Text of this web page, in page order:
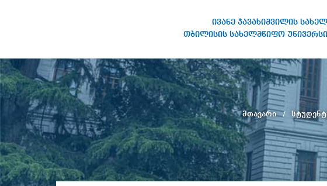
ივანე ჯავახიშვილის
თბილისის სახელმწიფო
სახელობის თბილისის
სახელმწიფო უნივერსიტეტი
მთავარი